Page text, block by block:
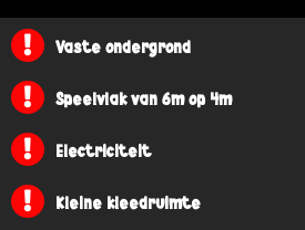
Vaste ondergrond
Speelvlak van 6m op 4m
Electriciteit
Kleine kleedruimte